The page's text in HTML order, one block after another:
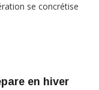
se concrétise
en hiver